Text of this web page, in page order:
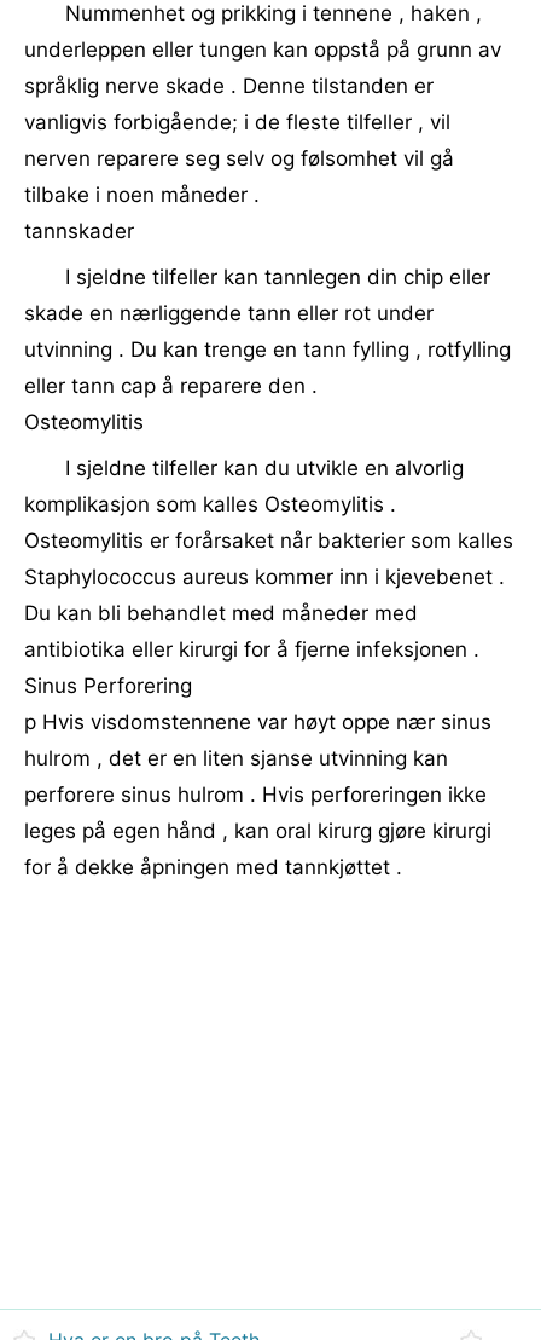
Nummenhet og prikking i tennene , haken ,
underleppen eller tungen kan oppstå på grunn av
språklig nerve skade . Denne tilstanden er
vanligvis forbigående; i de fleste tilfeller , vil
nerven reparere seg selv og følsomhet vil gå
tilbake i noen måneder .
tannskader
I sjeldne tilfeller kan tannlegen din chip eller
skade en nærliggende tann eller rot under
utvinning . Du kan trenge en tann fylling , rotfylling
eller tann cap å reparere den .
Osteomylitis
I sjeldne tilfeller kan du utvikle en alvorlig
komplikasjon som kalles Osteomylitis .
Osteomylitis er forårsaket når bakterier som kalles
Staphylococcus aureus kommer inn i kjevebenet .
Du kan bli behandlet med måneder med
antibiotika eller kirurgi for å fjerne infeksjonen .
Sinus Perforering
p Hvis visdomstennene var høyt oppe nær sinus
hulrom , det er en liten sjanse utvinning kan
perforere sinus hulrom . Hvis perforeringen ikke
leges på egen hånd , kan oral kirurg gjøre kirurgi
for å dekke åpningen med tannkjøttet .